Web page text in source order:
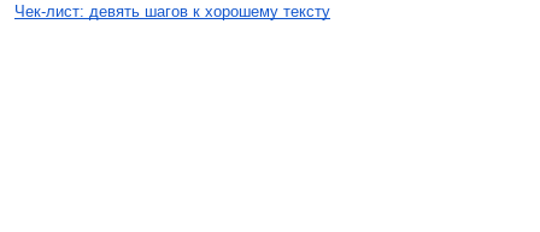
Чек-лист: девять шагов к хорошему тексту